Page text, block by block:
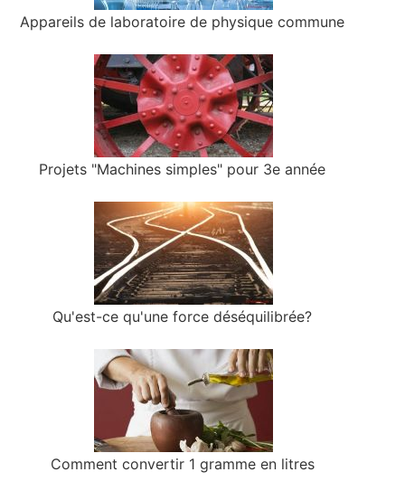
Appareils de laboratoire de physique commune
Projets "Machines simples" pour 3e année
Qu'est-ce qu'une force déséquilibrée?
Comment convertir 1 gramme en litres